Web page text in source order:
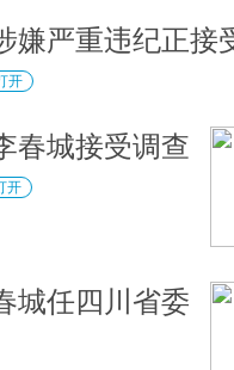
嫌严重违纪正接
开
春城接受调查
开
城任四川省委